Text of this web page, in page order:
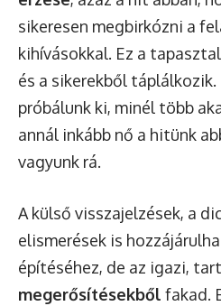
sikeresen megbirkózni a
kihívásokkal. Ez a
és a sikerekből
próbálunk ki, minél több
annál inkább nő a hitünk
vagyunk rá.
A külső visszajelzések, a
elismerések is
építéséhez, de az igazi,
megerősítésekből fakad.